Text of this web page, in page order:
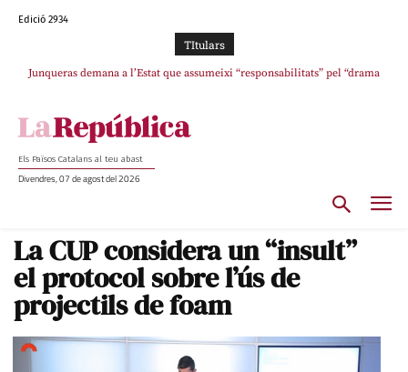
Edició 2934
TItulars
SOS Costa Brava es planta contra la “nefasta” prolongació de la C-32 i
Junqueras demana a l’Estat que assumeixi “responsabilitats” pel “drama
Els Països Catalans al teu abast
Divendres, 07 de agost del 2026
La CUP considera un “insult”
el protocol sobre l’ús de
projectils de foam